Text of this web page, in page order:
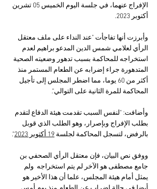
الإفراج عنهما، في جلسة اليوم الخميس 05 تشرين
أكتوبر 2023.
وأبرزت أنها تفاجأت "عند النداء على ملف معتقل
الرأي لعلامي شمس الدين المدعو براهيم لعدم
استخراجه للمحاكمة بسبب تدهور وضعيته الصحية
المتدهورة جراء إضرابه عن الطعام المستمر منذ
أكثر من 60 يوما، مما اضطر المجلس إلى تأجيل
المحاكمة للمرة الثانية على التوالي".
وأضافت: "لنفس السبب تقدمت هيئة الدفاع لتقدم
بطلب الإفراج وبإصرار، وهو الطلب الذي قوبل
بالرفض، لتسجل المحاكمة لجلسة 19 أكتوبر 2023 ".
ووفق نص البيان، فإن معتقل الرأي الصحفي بن
جامع مصطفى هو الآخر لم يتم استخراجه  ولم
يمثل أمام هيئة المجلس، علما أن هذا الأخير هو